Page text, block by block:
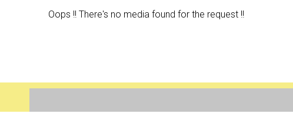
Oops !! There's no media found for the request !!